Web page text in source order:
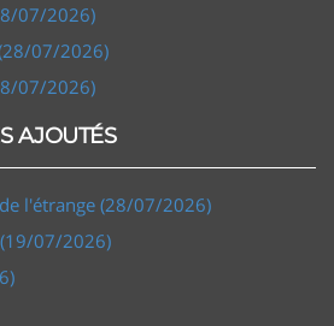
07/2026)
07/2026)
07/2026)
AJOUTÉS
l'étrange (28/07/2026)
07/2026)